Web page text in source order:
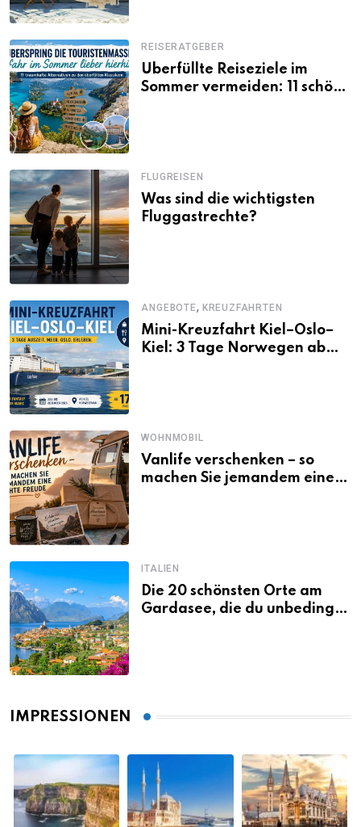
REISERATGEBER
Überfüllte Reiseziele im
Sommer vermeiden: 11 schöne
FLUGREISEN
Was sind die wichtigsten
Fluggastrechte?
ANGEBOTE, KREUZFAHRTEN
Mini-Kreuzfahrt Kiel–Oslo–
Kiel: 3 Tage Norwegen ab
WOHNMOBIL
Vanlife verschenken – so
machen Sie jemandem eine
ITALIEN
Die 20 schönsten Orte am
Gardasee, die du unbedingt
IMPRESSIONEN